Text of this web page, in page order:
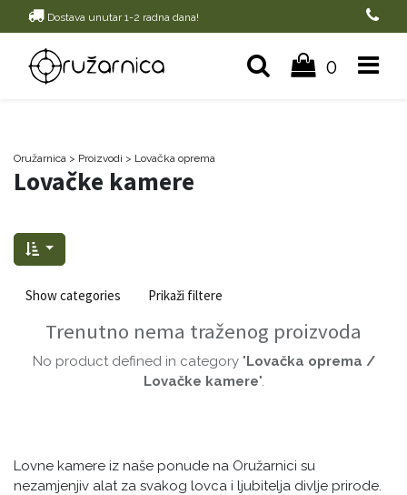
Dostava unutar 1-2 radna dana!
0
Oružarnica > Proizvodi > Lovačka oprema
Lovačke kamere
Show categories Prikaži filtere
Trenutno nema traženog proizvoda
No product defined in category "Lovačka oprema /
Lovačke kamere".
Lovne kamere iz naše ponude na Oružarnici su
nezamjenjiv alat za svakog lovca i ljubitelja divlje prirode.